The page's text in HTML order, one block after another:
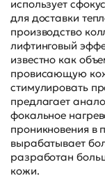
использует
для доставки
производство
лифтинговый
известно как
провисающую
стимулировать
предлагает
фокальное
проникновения в
вырабатывает
разработан
кожи.